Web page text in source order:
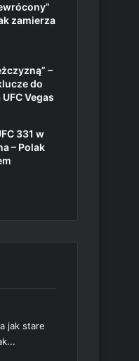
zamierza
–
do
Vegas
331 w
– Polak
jak stare